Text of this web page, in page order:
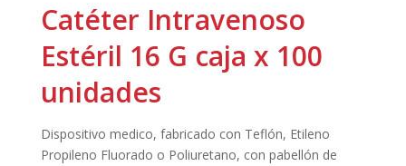
Catéter Intravenoso
Estéril 16 G caja x 100
unidades
Dispositivo medico, fabricado con Teflón, Etileno
Propileno Fluorado o Poliuretano, con pabellón de